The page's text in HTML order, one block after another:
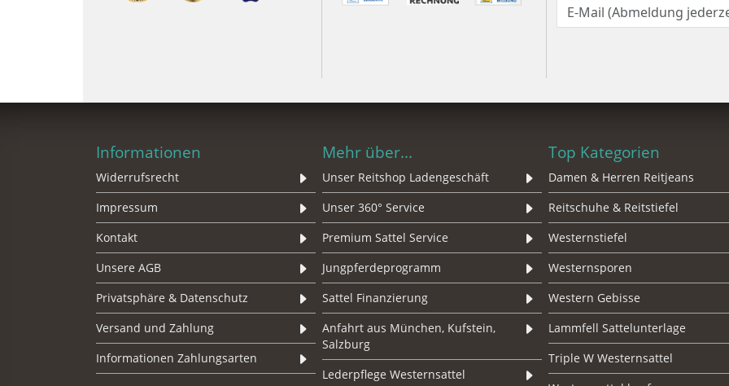
Informationen
Widerrufsrecht
Impressum
Kontakt
Unsere AGB
Privatsphäre & Datenschutz
Versand und Zahlung
Informationen Zahlungsarten
Mehr über...
Unser Reitshop Ladengeschäft
Unser 360° Service
Premium Sattel Service
Jungpferdeprogramm
Sattel Finanzierung
Anfahrt aus München, Kufstein,
Salzburg
Lederpflege Westernsattel
Top Kategorien
Damen & Herren Reitjeans
Reitschuhe & Reitstiefel
Westernstiefel
Westernsporen
Western Gebisse
Lammfell Sattelunterlage
Triple W Westernsattel